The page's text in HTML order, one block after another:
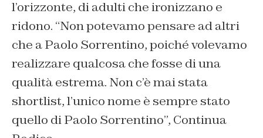
l’orizzonte, di adulti che ironizzano e
ridono. “Non potevamo pensare ad altri
che a Paolo Sorrentino, poiché volevamo
realizzare qualcosa che fosse di una
qualità estrema. Non c’è mai stata
shortlist, l’unico nome è sempre stato
quello di Paolo Sorrentino”, Continua